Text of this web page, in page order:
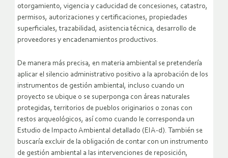
otorgamiento, vigencia y caducidad de concesiones, catastro,
permisos, autorizaciones y certificaciones, propiedades
superficiales, trazabilidad, asistencia técnica, desarrollo de
proveedores y encadenamientos productivos.
De manera más precisa, en materia ambiental se pretendería
aplicar el silencio administrativo positivo a la aprobación de los
instrumentos de gestión ambiental, incluso cuando un
proyecto se ubique o se superponga con áreas naturales
protegidas, territorios de pueblos originarios o zonas con
restos arqueológicos, así como cuando le corresponda un
Estudio de Impacto Ambiental detallado (EIA-d). También se
buscaría excluir de la obligación de contar con un instrumento
de gestión ambiental a las intervenciones de reposición,